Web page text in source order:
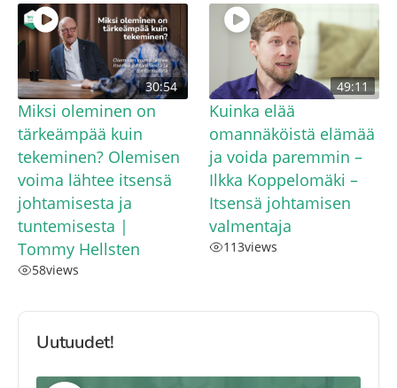
30:54
Miksi oleminen on
tärkeämpää kuin
tekeminen? Olemisen
voima lähtee itsensä
johtamisesta ja
tuntemisesta |
Tommy Hellsten
58views
49:11
Kuinka elää
omannäköistä elämää
ja voida paremmin –
Ilkka Koppelomäki –
Itsensä johtamisen
valmentaja
113views
Uutuudet!